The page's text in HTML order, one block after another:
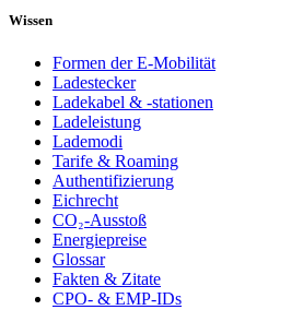
Wissen
Formen der E-Mobilität
Ladestecker
Ladekabel & -stationen
Ladeleistung
Lademodi
Tarife & Roaming
Authentifizierung
Eichrecht
CO₂-Ausstoß
Energiepreise
Glossar
Fakten & Zitate
CPO- & EMP-IDs